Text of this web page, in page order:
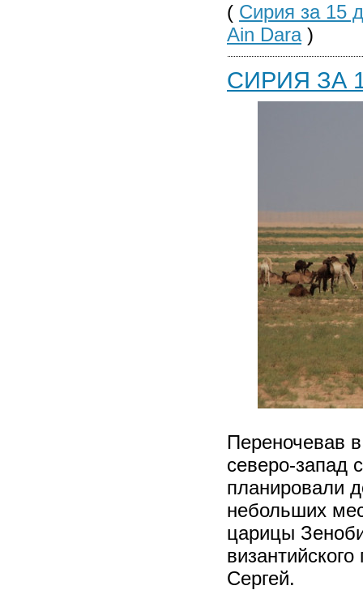
( Сирия за 15
Ain Dara)
СИРИЯ ЗА
Переночевав
северо-запад
планировали
небольших
царицы
Сергей.